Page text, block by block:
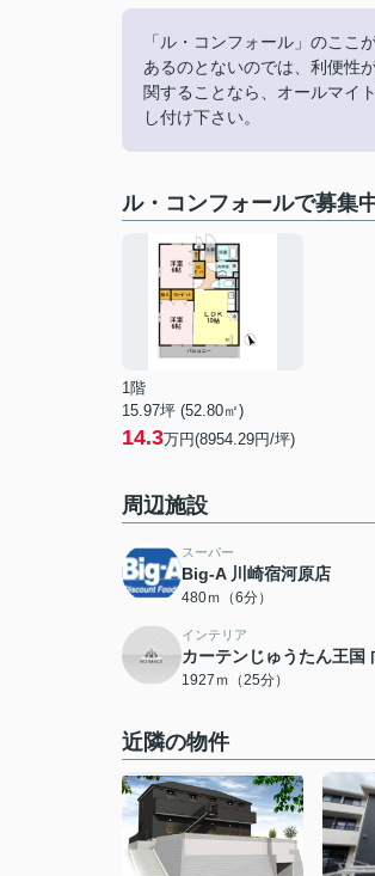
「ル・コンフォール」のこ
あるのとないのでは、利便性
関することなら、オールマイ
し付け下さい。
ル・コンフォールで募集
1階
15.97坪 (52.80㎡)
14.3万円(8954.29円/坪)
周辺施設
スーパー
Big-A 川崎宿河原店
480ｍ（6分）
インテリア
カーテンじゅうたん王国
1927ｍ（25分）
近隣の物件